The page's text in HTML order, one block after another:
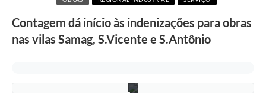
Contagem dá início às indenizações para obras
nas vilas Samag, S.Vicente e S.Antônio
S
l
a